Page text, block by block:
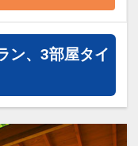
・プラン同
件となりま
2027年3月
ン、3部屋タイ